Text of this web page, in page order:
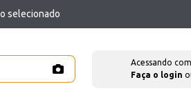
selecionado
Acessando
Faça o login